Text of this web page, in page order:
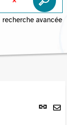
recherche avancée
Lien